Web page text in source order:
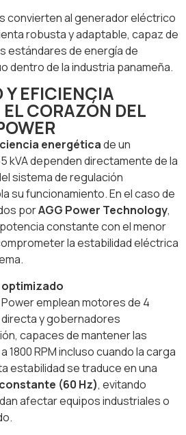
convierten al generador eléctrico
robusta y adaptable, capaz de
estándares de energía de
dentro de la industria panameña.
EFICIENCIA
CORAZÓN DEL
energéticade un
kVA dependen directamente de la
sistema de regulación
su funcionamiento. En el caso de
porAGG Power Technology,
constante con el menor
la estabilidad eléctrica
emplean motores de 4
y gobernadores
capaces de mantener las
RPM incluso cuando la carga
estabilidad se traduce en una
(60 Hz), evitando
afectar equipos industriales o